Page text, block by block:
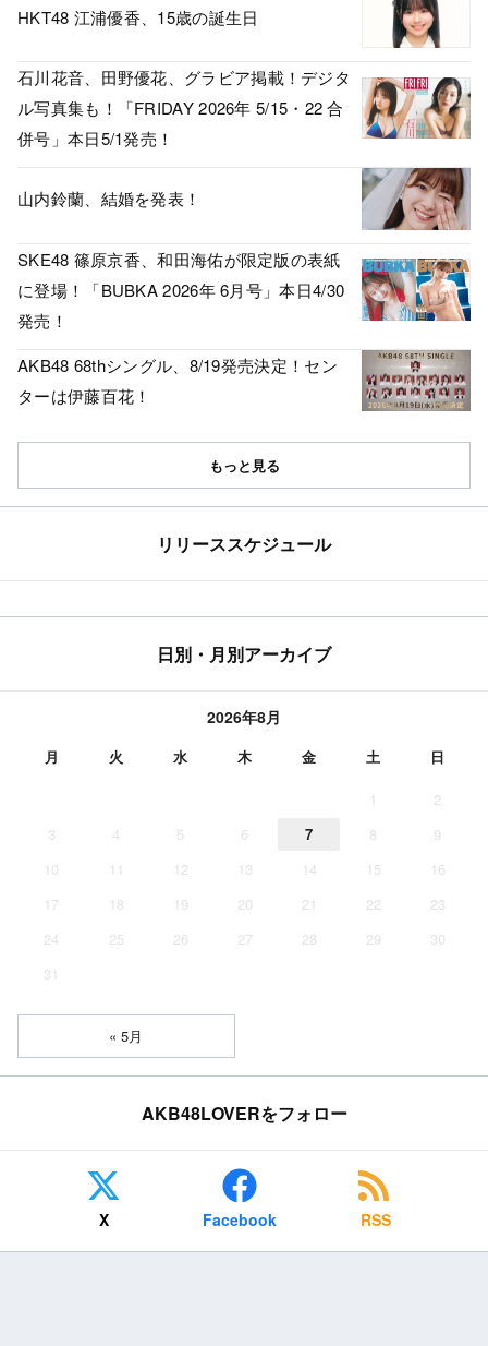
HKT48 江浦優香、15歳の誕生日
石川花音、田野優花、グラビア掲載！デジタ
ル写真集も！「FRIDAY 2026年 5/15・22 合
併号」本日5/1発売！
山内鈴蘭、結婚を発表！
SKE48 篠原京香、和田海佑が限定版の表紙
に登場！「BUBKA 2026年 6月号」本日4/30
発売！
AKB48 68thシングル、8/19発売決定！セン
ターは伊藤百花！
もっと見る
リリーススケジュール
日別・月別アーカイブ
2026年8月
月 火 水 木 金 土 日
1
2
3
4 5 6 7 8
9
10
11 12 13 14 15
16
17
18 19 20 21 22
23
24
25 26 27 28 29
30
31
« 5月
AKB48LOVERをフォロー
X Facebook RSS